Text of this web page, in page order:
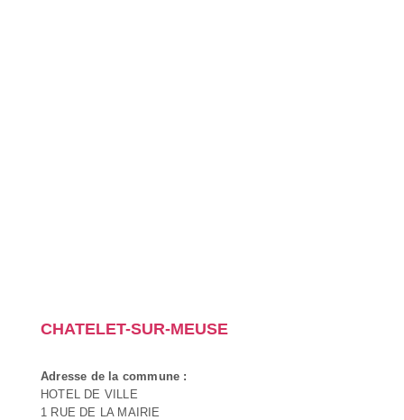
CHATELET-SUR-MEUSE
Adresse de la commune :
HOTEL DE VILLE
1 RUE DE LA MAIRIE